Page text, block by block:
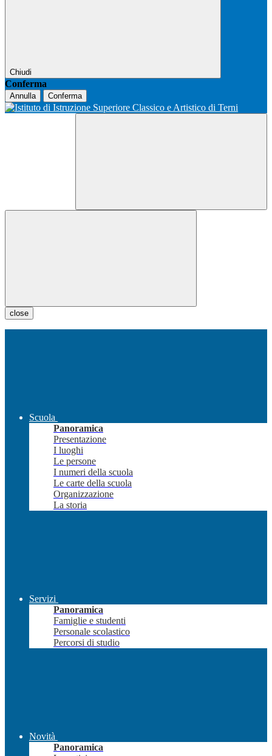
Chiudi
Conferma
Annulla Conferma
close
Scuola
Panoramica
Presentazione
I luoghi
Le persone
I numeri della scuola
Le carte della scuola
Organizzazione
La storia
Servizi
Panoramica
Famiglie e studenti
Personale scolastico
Percorsi di studio
Novità
Panoramica